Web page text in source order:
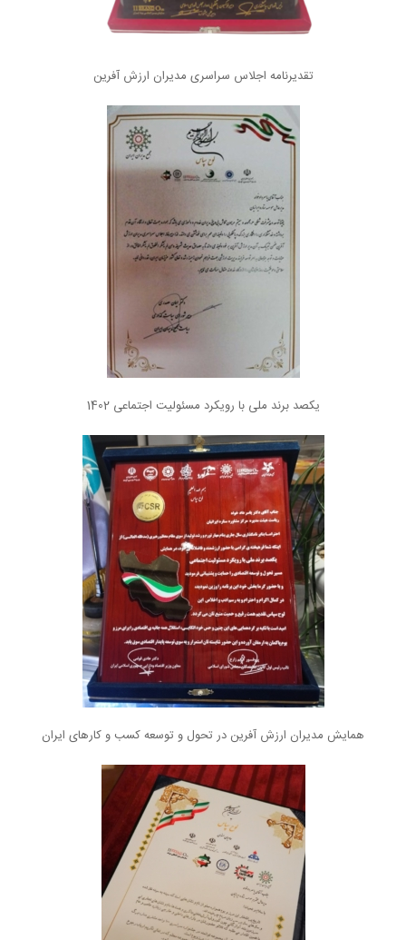
تقدیرنامه اجلاس سراسری مدیران ارزش آفرین
یکصد برند ملی با رویکرد مسئولیت اجتماعی 1402
همایش مدیران ارزش آفرین در تحول و توسعه کسب و کارهای ایران